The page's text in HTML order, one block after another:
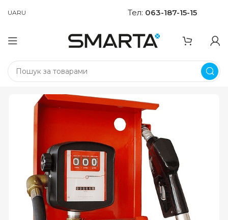
UARU Тел: 063-187-15-15